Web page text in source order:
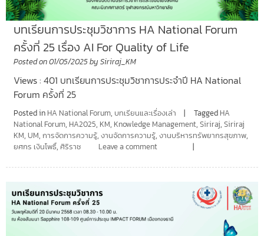
บทเรียนการประชุมวิชาการ HA National Forum
ครั้งที่ 25 เรื่อง AI For Quality of Life
Posted on01/05/2025by Siriraj_KM
Views : 401 บทเรียนการประชุมวิชาการประจำปี HA National
Forum ครั้งที่ 25
Posted in HA National Forum, บทเรียนและเรื่องเล่า Tagged HA
National Forum, HA2025, KM, Knowledge Management, Siriraj, Siriraj
KM, UM, การจัดการความรู้, งานจัดการความรู้, งานบริหารทรัพยากรสุขภาพ,
ยศกร เงินโพธิ์, ศิริราช Leave a comment